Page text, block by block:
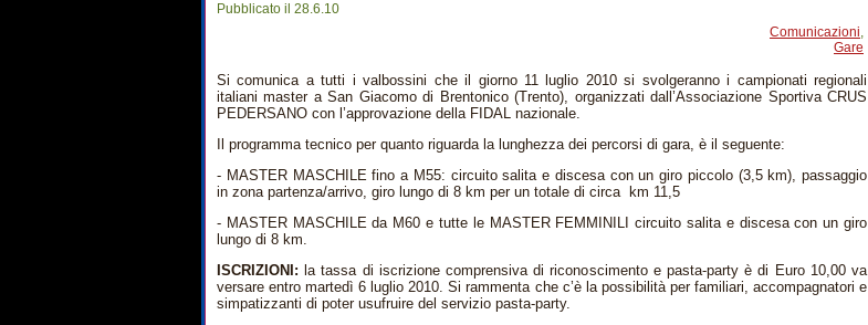
Pubblicato il 28.6.10
Comunicazioni,
Gare
Si comunica a tutti i valbossini che il giorno 11 luglio 2010 si svolgeranno i campionati regionali
italiani master a San Giacomo di Brentonico (Trento), organizzati dall’Associazione Sportiva CRUS
PEDERSANO con l’approvazione della FIDAL nazionale.
Il programma tecnico per quanto riguarda la lunghezza dei percorsi di gara, è il seguente:
- MASTER MASCHILE fino a M55: circuito salita e discesa con un giro piccolo (3,5 km), passaggio
in zona partenza/arrivo, giro lungo di 8 km per un totale di circa km 11,5
- MASTER MASCHILE da M60 e tutte le MASTER FEMMINILI circuito salita e discesa con un giro
lungo di 8 km.
ISCRIZIONI: la tassa di iscrizione comprensiva di riconoscimento e pasta-party è di Euro 10,00 va
versare entro martedì 6 luglio 2010. Si rammenta che c’è la possibilità per familiari, accompagnatori e
simpatizzanti di poter usufruire del servizio pasta-party.